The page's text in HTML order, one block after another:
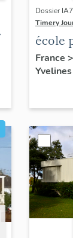
Dossier
Timery
école
France >
Yvelines